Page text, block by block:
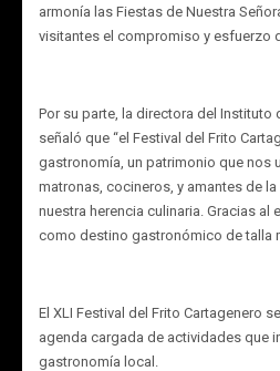
armonía las Fiestas de Nuestra
visitantes el compromiso y esfuerzo
Por su parte, la directora del Instituto
señaló que “el Festival del Frito
gastronomía, un patrimonio que nos
matronas, cocineros, y amantes de
nuestra herencia culinaria. Gracias
como destino gastronómico de talla
El XLI Festival del Frito Cartagenero
agenda cargada de actividades que
gastronomía local.